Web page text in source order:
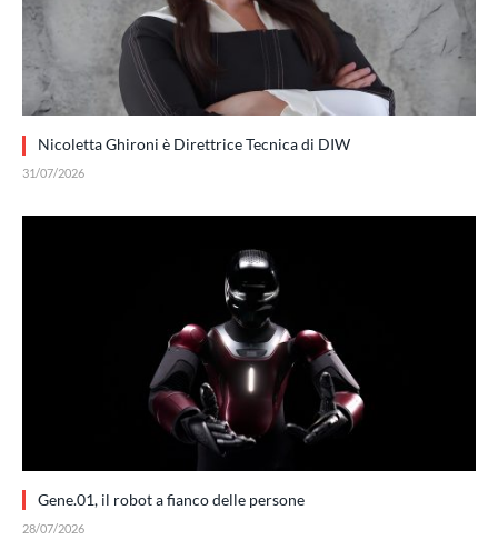
Nicoletta Ghironi è Direttrice Tecnica di DIW
31/07/2026
Gene.01, il robot a fianco delle persone
28/07/2026